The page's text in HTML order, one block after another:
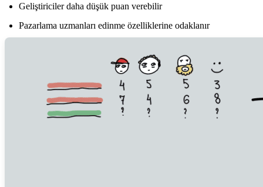
Geliştiriciler daha düşük puan verebilir
Pazarlama uzmanları edinme özelliklerine odaklanır